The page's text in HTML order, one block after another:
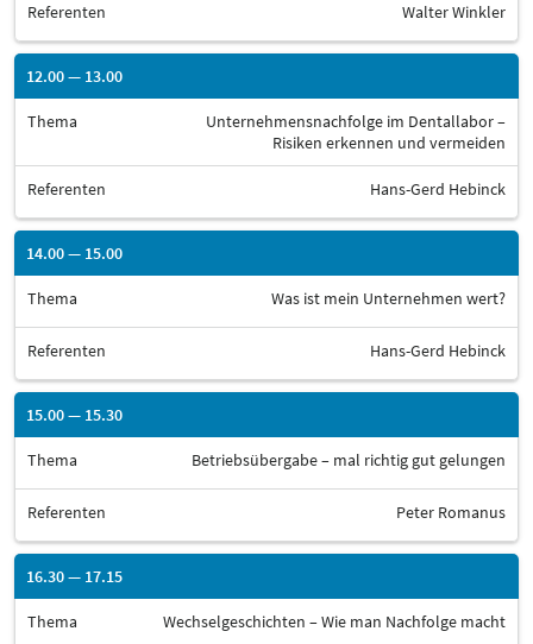
Referenten Walter Winkler
12.00 — 13.00
Thema
Unternehmensnachfolge im Dentallabor –
Risiken erkennen und vermeiden
Referenten Hans-Gerd Hebinck
14.00 — 15.00
Thema Was ist mein Unternehmen wert?
Referenten Hans-Gerd Hebinck
15.00 — 15.30
Thema Betriebsübergabe – mal richtig gut gelungen
Referenten Peter Romanus
16.30 — 17.15
Thema Wechselgeschichten – Wie man Nachfolge macht